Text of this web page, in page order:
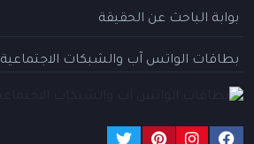
بوابة الباحث عن الحقيقة
بطاقات الواتس آب والشبكات الاجتماعية